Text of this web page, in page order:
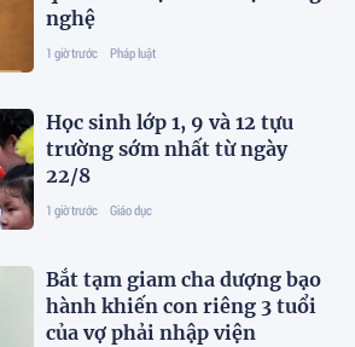
nghệ
1 giờ trước Pháp luật
Học sinh lớp 1, 9 và 12 tựu
trường sớm nhất từ ngày
22/8
1 giờ trước Giáo dục
Bắt tạm giam cha dượng bạo
hành khiến con riêng 3 tuổi
của vợ phải nhập viện